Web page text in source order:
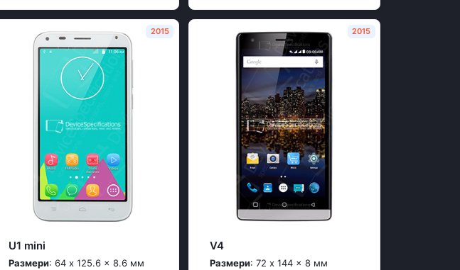
2015
U1 mini
Размери: 64 x 125.6 x 8.6 мм
2015
V4
Размери: 72 x 144 x 8 мм